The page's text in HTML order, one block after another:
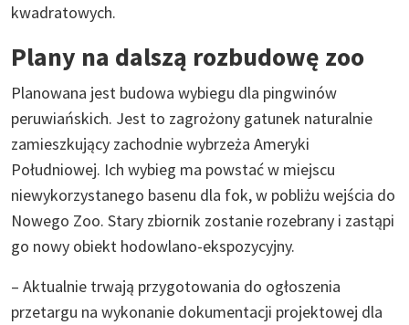
kwadratowych.
Plany na dalszą rozbudowę zoo
Planowana jest budowa wybiegu dla pingwinów
peruwiańskich. Jest to zagrożony gatunek naturalnie
zamieszkujący zachodnie wybrzeża Ameryki
Południowej. Ich wybieg ma powstać w miejscu
niewykorzystanego basenu dla fok, w pobliżu wejścia do
Nowego Zoo. Stary zbiornik zostanie rozebrany i zastąpi
go nowy obiekt hodowlano-ekspozycyjny.
– Aktualnie trwają przygotowania do ogłoszenia
przetargu na wykonanie dokumentacji projektowej dla